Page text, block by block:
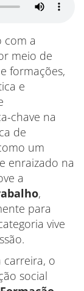
com a
meio de
formações,
e
chave na
de
um
enraizado na
a
,
para
vive
carreira, o
social